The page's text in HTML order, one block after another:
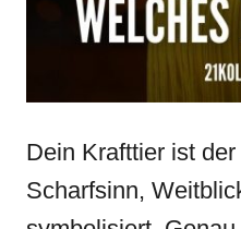
Dein Krafttier ist
Scharfsinn,